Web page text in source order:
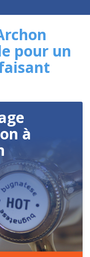
pour un
à